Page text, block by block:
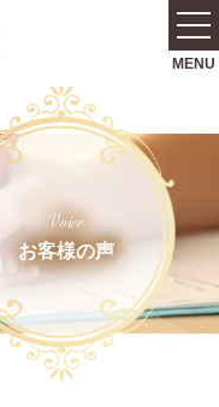
Voice
お客様の声